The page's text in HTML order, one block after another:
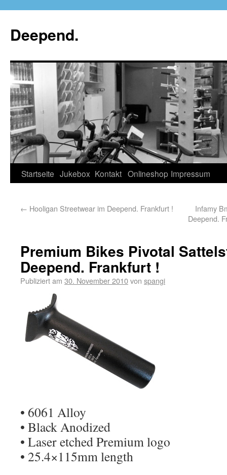
Deepend.
Startseite Jukebox Kontakt Onlineshop Impressum
← Hooligan Streetwear im Deepend. Frankfurt !
Infamy
Deepend.
Premium Bikes Pivotal
Deepend. Frankfurt !
Publiziert am 30. November 2010von spangi
• 6061 Alloy
• Black Anodized
• Laser etched Premium logo
• 25.4×115mm length